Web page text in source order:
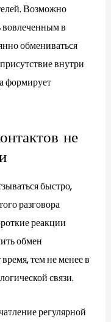
Возможно
вовлеченным в
обмениваться
внутри
формирует
не
быстро,
разговора
реакции
обмен
тем не менее в
связи.
регулярной